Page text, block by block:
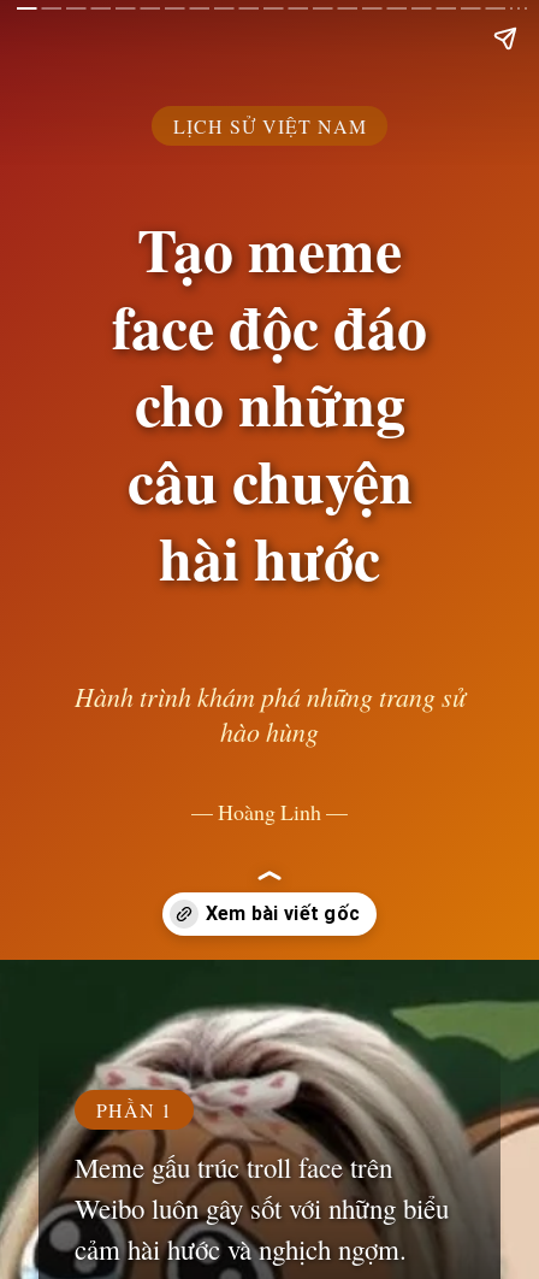
LỊCH SỬ VIỆT NAM
Tạo meme
face độc đáo
cho những
câu chuyện
hài hước
Hành trình khám phá những trang sử
hào hùng
— Hoàng Linh —
PHẦN 1
Meme gấu trúc troll face trên
Weibo luôn gây sốt với những biểu
cảm hài hước và nghịch ngợm.